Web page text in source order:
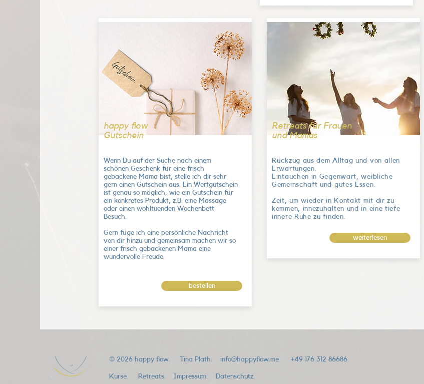
happy flow
Gutschein
Wenn Du auf der Suche nach einem
schönen Geschenk für eine frisch
gebackene Mama bist, stelle ich dir sehr
gern einen Gutschein aus. Ein Wertgutschein
ist genau so möglich, wie ein Gutschein für
ein konkretes Produkt, z.B. eine Massage
oder einen wohltuenden Wochenbett
Besuch.
Gern füge ich eine persönliche Nachricht
von dir hinzu und gemeinsam machen wir so
einer frisch gebackenen Mama eine
wundervolle Freude.
bestellen
Retreats für Frauen
und Mamas
Rückzug aus dem Alltag und von allen
Erwartungen.
Eintauchen in Gegenwart, weibliche
Gemeinschaft und gutes Essen.
Zeit, um wieder in Kontakt mit dir zu
kommen, innezuhalten und in eine tiefe
innere Ruhe zu finden.
weiterlesen
© 2026 happy flow. Tina Plath. info@happyflow.me +49 176 312 86686.
Kurse. Retreats. Impressum. Datenschutz.